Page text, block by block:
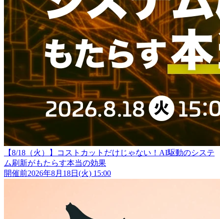
【8/18（火）】コストカットだけじゃない！AI駆動のシステ
ム刷新がもたらす本当の効果
開催前2026年8月18日(火) 15:00